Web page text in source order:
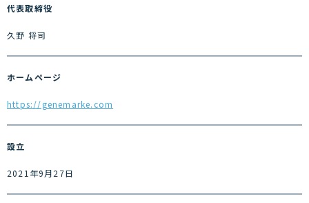
代表取締役
久野 将司
ホームページ
https://genemarke.com
設立
2021年9月27日